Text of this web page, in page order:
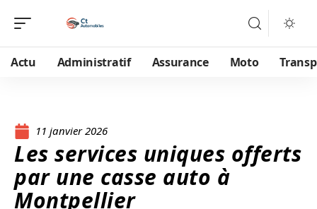
Actu Administratif Assurance Moto
11 janvier 2026
Les services uniques offerts
par une casse auto à
Montpellier